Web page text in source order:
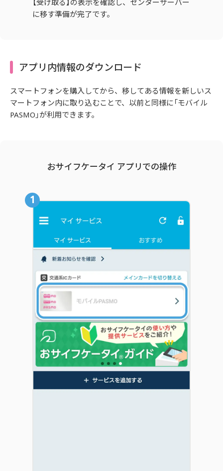
に移す準備が完了です。
アプリ内情報のダウンロード
スマートフォンを購入してから、移してある情報を新しいス
マートフォン内に取り込むことで、以前と同様に「モバイル
PASMO」が利用できます。
おサイフケータイ アプリでの操作